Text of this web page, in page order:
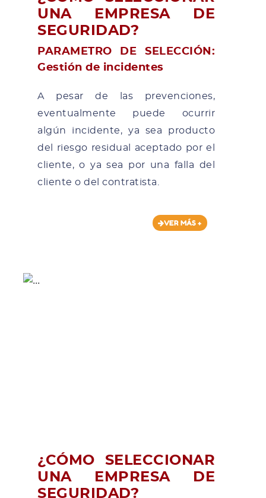
UNA EMPRESA DE
SEGURIDAD?
PARAMETRO DE SELECCIÓN:
Gestión de incidentes
A pesar de las prevenciones,
eventualmente puede ocurrir
algún incidente, ya sea producto
del riesgo residual aceptado por el
cliente, o ya sea por una falla del
cliente o del contratista.
VER MÁS +
¿CÓMO SELECCIONAR
UNA EMPRESA DE
SEGURIDAD?